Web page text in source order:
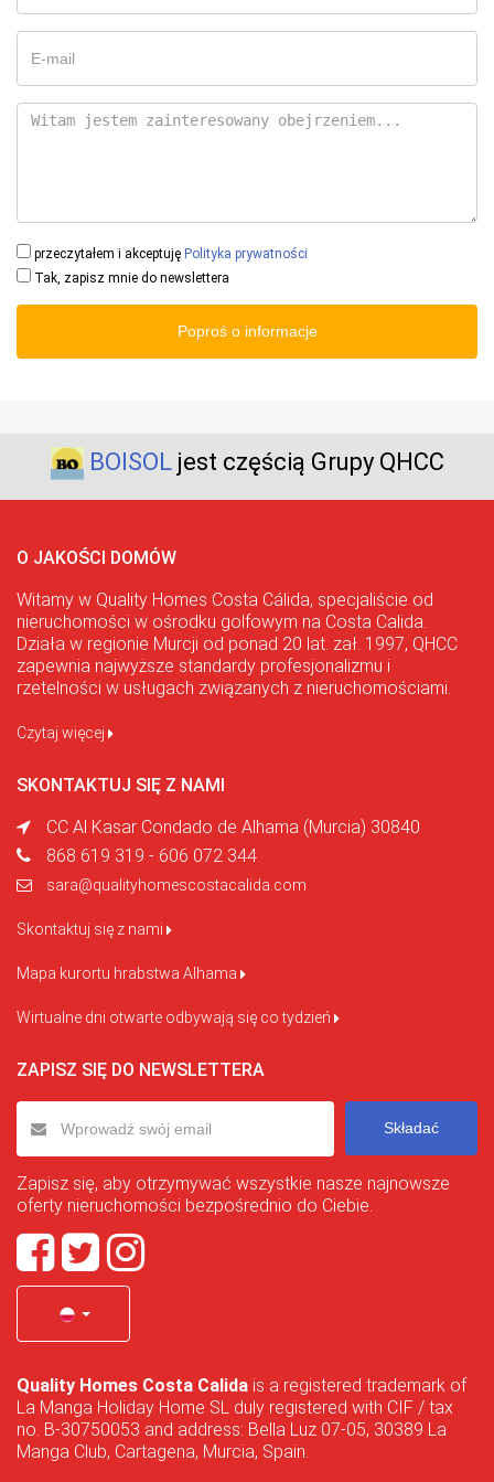
przeczytałem i akceptuję Polityka prywatności
Tak, zapisz mnie do newslettera
Poproś o informacje
BOISOLjest częścią Grupy QHCC
O JAKOŚCI DOMÓW
Witamy w Quality Homes Costa Cálida, specjaliście od
nieruchomości w ośrodku golfowym na Costa Calida.
Działa w regionie Murcji od ponad 20 lat. zał. 1997, QHCC
zapewnia najwyższe standardy profesjonalizmu i
rzetelności w usługach związanych z nieruchomościami.
Czytaj więcej
SKONTAKTUJ SIĘ Z NAMI
CC Al Kasar Condado de Alhama (Murcia) 30840
868 619 319 - 606 072 344
sara@qualityhomescostacalida.com
Skontaktuj się z nami
Mapa kurortu hrabstwa Alhama
Wirtualne dni otwarte odbywają się co tydzień
ZAPISZ SIĘ DO NEWSLETTERA
Składać
Zapisz się, aby otrzymywać wszystkie nasze najnowsze
oferty nieruchomości bezpośrednio do Ciebie.
Quality Homes Costa Calida is a registered trademark of
La Manga Holiday Home SL duly registered with CIF / tax
no. B-30750053 and address: Bella Luz 07-05, 30389 La
Manga Club, Cartagena, Murcia, Spain.